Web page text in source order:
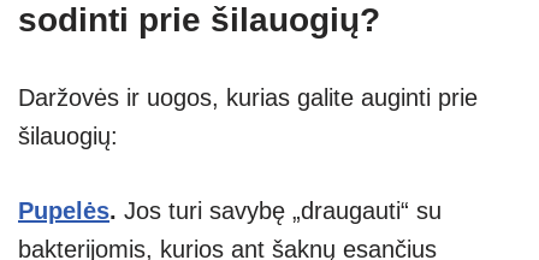
sodinti prie šilauogių?
Daržovės ir uogos, kurias galite auginti prie
šilauogių:
Pupelės. Jos turi savybę „draugauti“ su
bakterijomis, kurios ant šaknų esančius